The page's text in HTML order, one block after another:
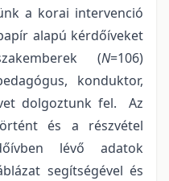
a korai intervenció
alapú kérdőíveket
(N=106)
konduktor,
dolgoztunk fel. Az
és a részvétel
lévő adatok
segítségével és